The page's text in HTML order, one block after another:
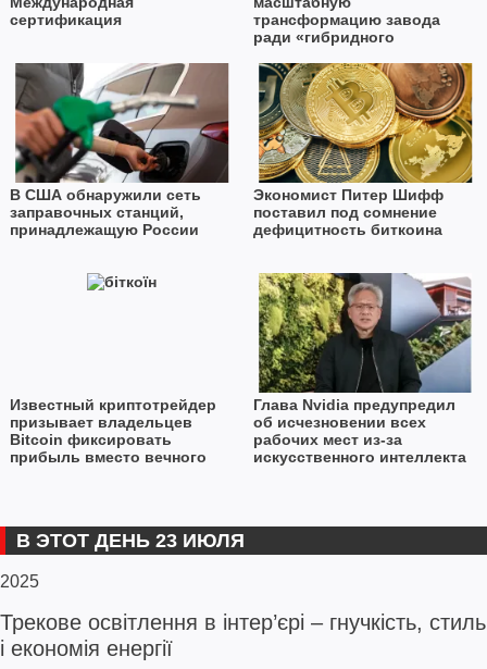
сертификация
трансформацию завода
ради «гибридного
В США обнаружили сеть
заправочных станций,
принадлежащую России
Экономист Питер Шифф
поставил под сомнение
дефицитность биткоина
Известный криптотрейдер
призывает владельцев
Bitcoin фиксировать
прибыль вместо вечного
Глава Nvidia предупредил
об исчезновении всех
рабочих мест из-за
искусственного интеллекта
В ЭТОТ ДЕНЬ 23 ИЮЛЯ
2025
Трекове освітлення в інтер’єрі – гнучкість, стиль
і економія енергії